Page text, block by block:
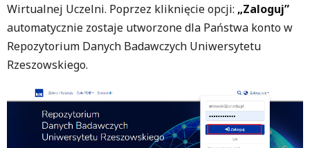
Wirtualnej Uczelni. Poprzez kliknięcie opcji: „Zaloguj”
automatycznie zostaje utworzone dla Państwa konto w
Repozytorium Danych Badawczych Uniwersytetu
Rzeszowskiego.